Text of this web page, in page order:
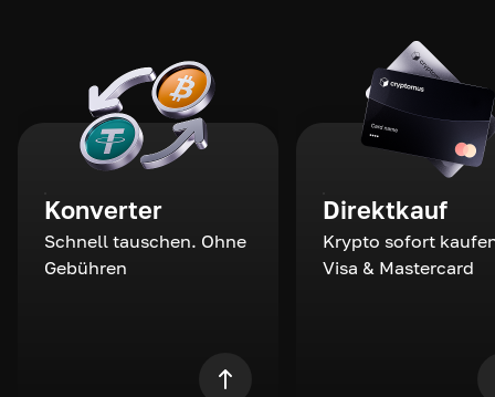
Konverter
Schnell tauschen. Ohne
Gebühren
Direktkauf
Krypto sofort
Visa & Mastercard